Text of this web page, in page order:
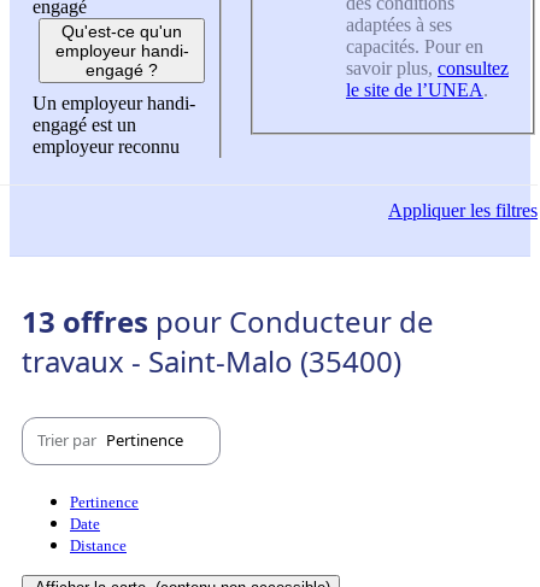
engagé
Qu'est-ce qu'un
employeur handi-
engagé ?
Un employeur handi-
engagé est un
employeur reconnu
adaptées à ses
capacités. Pour en
savoir plus, consultez
le site de l’UNEA.
Appliquerles filtres
13 offres pour Conducteur de
travaux - Saint-Malo (35400)
Trier par Pertinence
Pertinence
Date
Distance